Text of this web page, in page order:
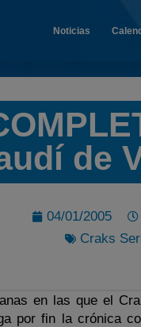
Noticias
de
04/01/2005
Craks
en las que el
por fin la crónica